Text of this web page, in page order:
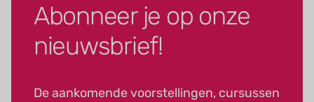
Abonneer je op onze
nieuwsbrief!
De aankomende voorstellingen, cursussen